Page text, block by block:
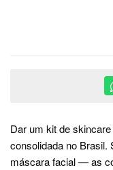
Dar um kit de
consolidada no Brasil.
máscara facial — as